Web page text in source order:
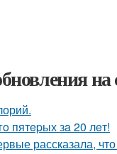
на
пятepых зa 20 лeт!
рассказала,